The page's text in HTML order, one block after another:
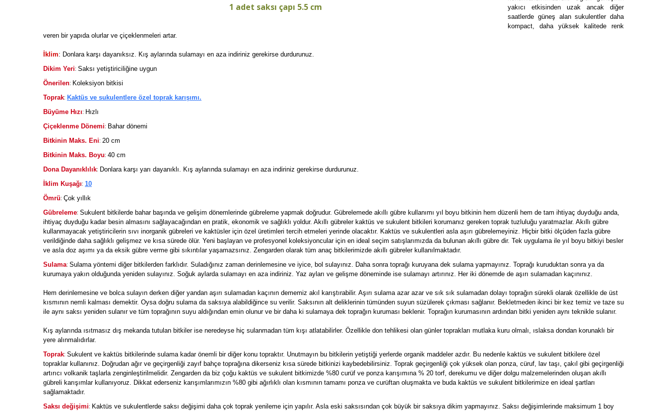
1 adet saksı çapı 5.5 cm
yakıcı etkisinden uzak ancak diğer
saatlerde güneş alan sukulentler daha
kompact, daha yüksek kalitede renk
veren bir yapıda olurlar ve çiçeklenmeleri artar.
İklim: Donlara karşı dayanıksız. Kış aylarında sulamayı en aza indiriniz gerekirse durdurunuz.
Dikim Yeri: Saksı yetiştiriciliğine uygun
Önerilen: Koleksiyon bitkisi
Toprak: Kaktüs ve sukulentlere özel toprak karışımı.
Büyüme Hızı: Hızlı
Çiçeklenme Dönemi: Bahar dönemi
Bitkinin Maks. Eni: 20 cm
Bitkinin Maks. Boyu: 40 cm
Dona Dayanıklılık: Donlara karşı yarı dayanıklı. Kış aylarında sulamayı en aza indiriniz gerekirse durdurunuz.
İklim Kuşağı: 10
Ömrü: Çok yıllık
Gübreleme: Sukulent bitkilerde bahar başında ve gelişim dönemlerinde gübreleme yapmak doğrudur. Gübrelemede akıllı gübre kullanımı yıl boyu bitkinin hem düzenli hem de tam ihtiyaç duyduğu anda,
ihtiyaç duyduğu kadar besin almasını sağlayacağından en pratik, ekonomik ve sağlıklı yoldur. Akıllı gübreler kaktüs ve sukulent bitkileri korumanız gereken toprak tuzluluğu yaratmazlar. Akıllı gübre
kullanmayacak yetiştiricilerin sıvı inorganik gübreleri ve kaktüsler için özel üretimleri tercih etmeleri yerinde olacaktır. Kaktüs ve sukulentleri asla aşırı gübrelemeyiniz. Hiçbir bitki ölçüden fazla gübre
verildiğinde daha sağlıklı gelişmez ve kısa sürede ölür. Yeni başlayan ve profesyonel koleksiyoncular için en ideal seçim satışlarımızda da bulunan akıllı gübre dir. Tek uygulama ile yıl boyu bitkiyi besler
ve asla doz aşımı ya da eksik gübre verme gibi sıkıntılar yaşamazsınız. Zengarden olarak tüm anaç bitkilerimizde akıllı gübreler kullanılmaktadır.
Sulama: Sulama yöntemi diğer bitkilerden farklıdır. Suladığınız zaman derinlemesine ve iyice, bol sulayınız. Daha sonra toprağı kuruyana dek sulama yapmayınız. Toprağı kuruduktan sonra ya da
kurumaya yakın olduğunda yeniden sulayınız. Soğuk aylarda sulamayı en aza indiriniz. Yaz ayları ve gelişme döneminde ise sulamayı artırınız. Her iki dönemde de aşırı sulamadan kaçınınız.
Hem derinlemesine ve bolca sulayın derken diğer yandan aşırı sulamadan kaçının dememiz akıl karıştırabilir. Aşırı sulama azar azar ve sık sık sulamadan dolayı toprağın sürekli olarak özellikle de üst
kısmının nemli kalması demektir. Oysa doğru sulama da saksıya alabildiğince su verilir. Saksının alt deliklerinin tümünden suyun süzülerek çıkması sağlanır. Bekletmeden ikinci bir kez temiz ve taze su
ile aynı saksı yeniden sulanır ve tüm toprağının suyu aldığından emin olunur ve bir daha ki sulamaya dek toprağın kuruması beklenir. Toprağın kurumasının ardından bitki yeniden aynı teknikle sulanır.
Kış aylarında ısıtmasız dış mekanda tutulan bitkiler ise neredeyse hiç sulanmadan tüm kışı atlatabilirler. Özellikle don tehlikesi olan günler toprakları mutlaka kuru olmalı, ıslaksa dondan korunaklı bir
yere alınmalıdırlar.
Toprak: Sukulent ve kaktüs bitkilerinde sulama kadar önemli bir diğer konu topraktır. Unutmayın bu bitkilerin yetiştiği yerlerde organik maddeler azdır. Bu nedenle kaktüs ve sukulent bitkilere özel
topraklar kullanınız. Doğrudan ağır ve geçirgenliği zayıf bahçe toprağına dikerseniz kısa sürede bitkinizi kaybedebilirsiniz. Toprak geçirgenliği çok yüksek olan ponza, cüruf, lav taşı, çakıl gibi geçirgenliği
artırıcı volkanik taşlarla zenginleştirilmelidir. Zengarden da biz çoğu kaktüs ve sukulent bitkimizde %80 curüf ve ponza karışımına % 20 torf, derekumu ve diğer dolgu malzemelerinden oluşan akıllı
gübreli karışımlar kullanıyoruz. Dikkat ederseniz karışımlarımızın %80 gibi ağırlıklı olan kısmının tamamı ponza ve curüftan oluşmakta ve buda kaktüs ve sukulent bitkilerimize en ideal şartları
sağlamaktadır.
Saksı değişimi: Kaktüs ve sukulentlerde saksı değişimi daha çok toprak yenileme için yapılır. Asla eski saksısından çok büyük bir saksıya dikim yapmayınız. Saksı değişimlerinde maksimum 1 boy